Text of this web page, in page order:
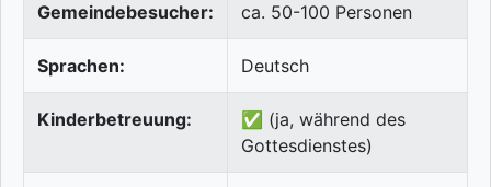
Gemeindebesucher: ca. 50-100 Personen
Sprachen: Deutsch
Kinderbetreuung:
✅ (ja, während des
Gottesdienstes)